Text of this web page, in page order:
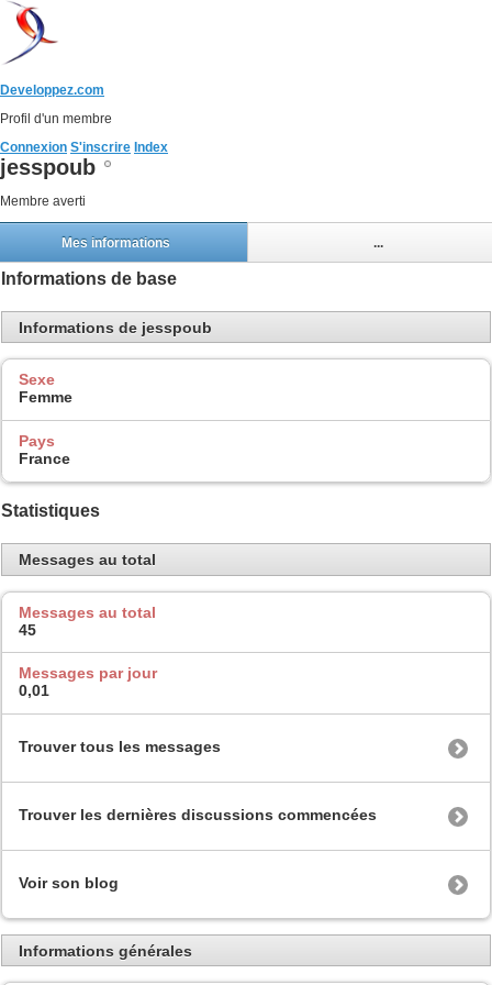
Developpez.com
Profil d'un membre
Connexion S'inscrire Index
jesspoub
Membre averti
Mes informations ...
Informations de base
Informations de jesspoub
Sexe
Femme
Pays
France
Statistiques
Messages au total
Messages au total
45
Messages par jour
0,01
Trouver tous les messages
Trouver les dernières discussions commencées
Voir son blog
Informations générales